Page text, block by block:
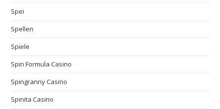
Spei
Spellen
Spiele
Spin Formula Casino
Spingranny Casino
Spinita Casino